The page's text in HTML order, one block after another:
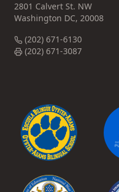
2801 Calvert St. NW
Washington DC, 20008
(202) 671-6130
(202) 671-3087